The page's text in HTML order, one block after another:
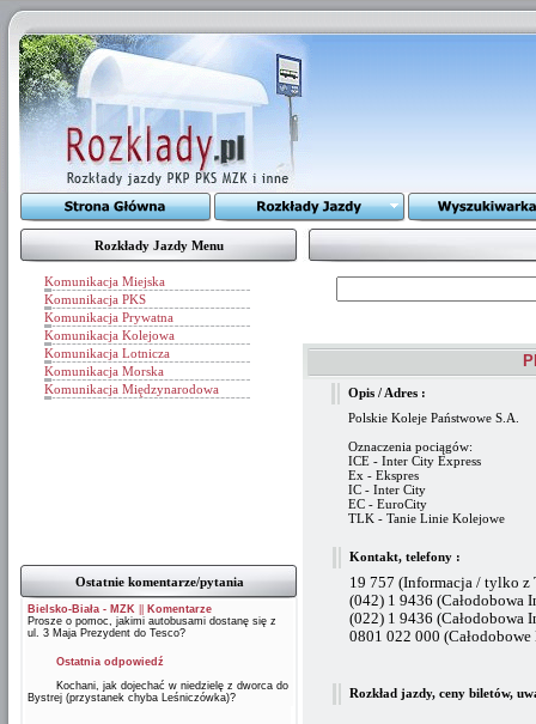
Rozkłady Jazdy Menu
Komunikacja Miejska
Komunikacja PKS
Komunikacja Prywatna
Komunikacja Kolejowa
Komunikacja Lotnicza
Komunikacja Morska
Komunikacja Międzynarodowa
Ostatnie komentarze/pytania
Bielsko-Biała - MZK
Komentarze
Prosze o pomoc, jakimi autobusami dostanę się z
ul. 3 Maja Prezydent do Tesco?
Ostatnia odpowiedź
Kochani, jak dojechać w niedzielę z dworca do
Bystrej (przystanek chyba Leśniczówka)?
Opis / Adres :
Polskie Koleje Państwowe S.A.
Oznaczenia pociągów:
ICE - Inter City Express
Ex - Ekspres
IC - Inter City
EC - EuroCity
TLK - Tanie Linie Kolejowe
Kontakt, telefony :
19 757 (Informacja / tylko z
(042) 1 9436 (Całodobowa
(022) 1 9436 (Całodobowa
0801 022 000
Rozkład jazdy, ceny biletów,